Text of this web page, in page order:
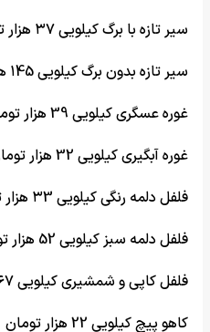
سیر تازه با برگ کیلویی ۳۷ هزار تومان
سیر تازه بدون برگ کیلویی ۱45 هزار تومان
غوره عسگری کیلویی 39 هزار تومان
غوره آبگیری کیلویی 32 هزار تومان
فلفل دلمه رنگی کیلویی ۳3 هزار تومان
فلفل دلمه سبز کیلویی 52 هزار تومان
فلفل کاپی و شمشیری کیلویی ۶۷ هزار تومان
کاهو پیچ کیلویی 22 هزار تومان